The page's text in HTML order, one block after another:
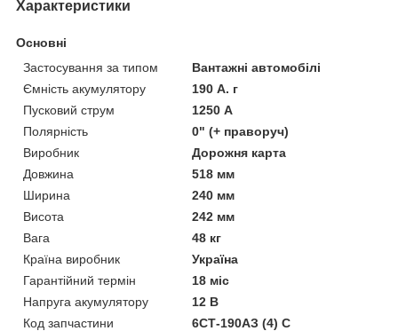
Характеристики
Основні
Застосування за типом
Вантажні автомобілі
Ємність акумулятору
190 А. г
Пусковий струм
1250 А
Полярність
0" (+ праворуч)
Виробник
Дорожня карта
Довжина
518 мм
Ширина
240 мм
Висота
242 мм
Вага
48 кг
Країна виробник
Україна
Гарантійний термін
18 міс
Напруга акумулятору
12 В
Код запчастини
6СТ-190AЗ (4) C